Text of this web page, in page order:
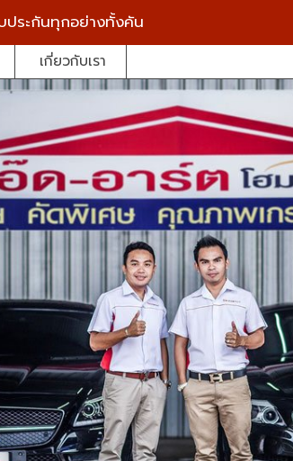
ประกันทุกอย่างทั้งคัน
เกี่ยวกับเรา